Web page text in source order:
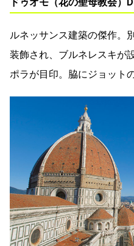
ドゥオモ（花の聖母教会）
ルネッサンス建築の傑作。
装飾され、ブルネレスキが
ポラが目印。脇にジョット